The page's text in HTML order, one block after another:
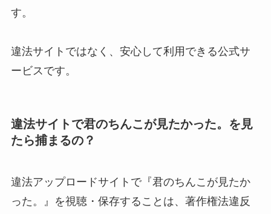
す。
違法サイトではなく、安心して利用できる公式サ
ービスです。
違法サイトで君のちんこが見たかった。を見
たら捕まるの？
違法アップロードサイトで『君のちんこが見たか
った。』を視聴・保存することは、著作権法違反